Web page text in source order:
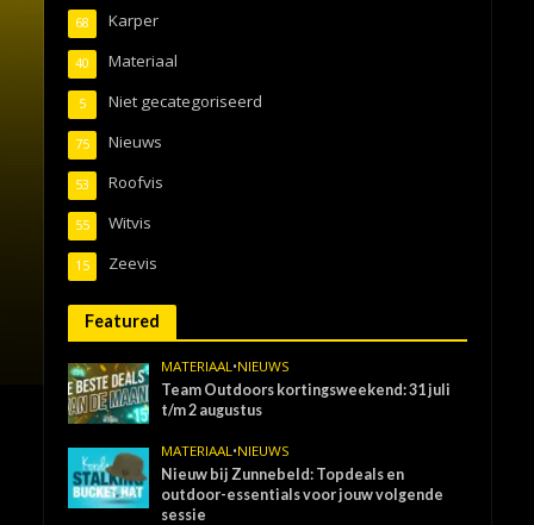
Karper
68
Materiaal
40
Niet gecategoriseerd
5
Nieuws
75
Roofvis
53
Witvis
55
Zeevis
15
Featured
MATERIAAL •NIEUWS
Team Outdoors kortingsweekend: 31 juli
t/m 2 augustus
MATERIAAL •NIEUWS
Nieuw bij Zunnebeld: Topdeals en
outdoor-essentials voor jouw volgende
sessie